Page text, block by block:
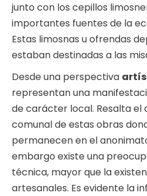
junto con los cepillos
importantes fuentes de la
Estas limosnas u ofrendas
estaban destinadas a las
Desde una perspectiva
representan una
de carácter local. Resalta
comunal de estas obras
permanecen en el
embargo existe una
técnica, mayor que la
artesanales. Es evidente la